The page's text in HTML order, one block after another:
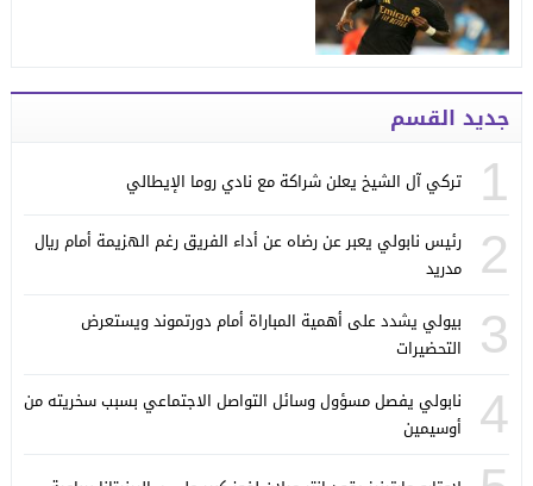
جديد القسم
1 تركي آل الشيخ يعلن شراكة مع نادي روما الإيطالي
2
رئيس نابولي يعبر عن رضاه عن أداء الفريق رغم الهزيمة أمام ريال
مدريد
3
بيولي يشدد على أهمية المباراة أمام دورتموند ويستعرض
التحضيرات
4
نابولي يفصل مسؤول وسائل التواصل الاجتماعي بسبب سخريته من
أوسيمين